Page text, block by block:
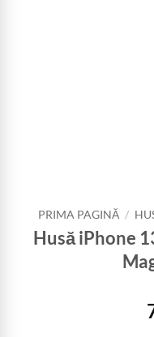
PRIMA PAGINĂ /
Husă iPhone